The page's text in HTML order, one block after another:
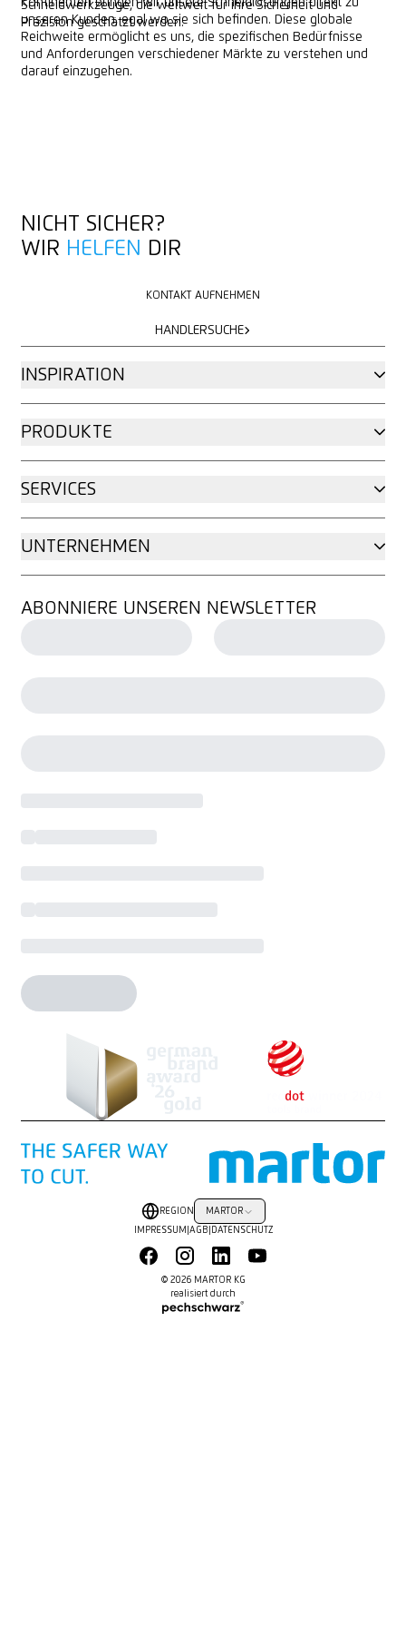
Schneidwerkzeuge, die weltweit für ihre Sicherheit und
Präzision geschätzt werden.
Kontinenten bringen wir unsere Schneidlösungen direkt zu
unseren Kunden, egal wo sie sich befinden. Diese globale
Reichweite ermöglicht es uns, die spezifischen Bedürfnisse
und Anforderungen verschiedener Märkte zu verstehen und
darauf einzugehen.
NICHT SICHER?
WIR HELFEN DIR
KONTAKT AUFNEHMEN
HÄNDLERSUCHE
INSPIRATION
PRODUKTE
SERVICES
UNTERNEHMEN
ABONNIERE UNSEREN NEWSLETTER
© 2026 MARTOR KG
realisiert durch
REGION MARTOR
IMPRESSUM AGB DATENSCHUTZ